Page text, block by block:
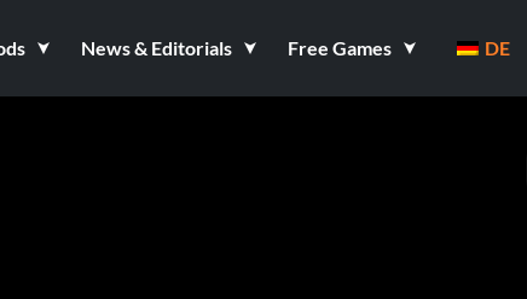
News & Editorials Free Games DE